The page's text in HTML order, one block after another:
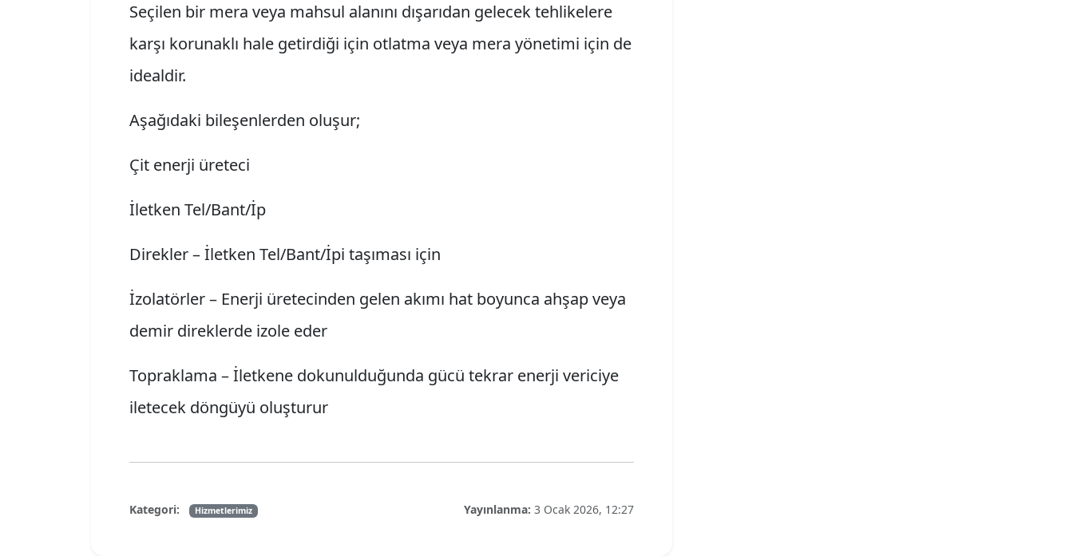
Seçilen bir mera veya mahsul alanını dışarıdan gelecek tehlikelere
karşı korunaklı hale getirdiği için otlatma veya mera yönetimi için de
idealdir.
Aşağıdaki bileşenlerden oluşur;
Çit enerji üreteci
İletken Tel/Bant/İp
Direkler – İletken Tel/Bant/İpi taşıması için
İzolatörler – Enerji üretecinden gelen akımı hat boyunca ahşap veya
demir direklerde izole eder
Topraklama – İletkene dokunulduğunda gücü tekrar enerji vericiye
iletecek döngüyü oluşturur
Kategori: Hizmetlerimiz Yayınlanma: 3 Ocak 2026, 12:27